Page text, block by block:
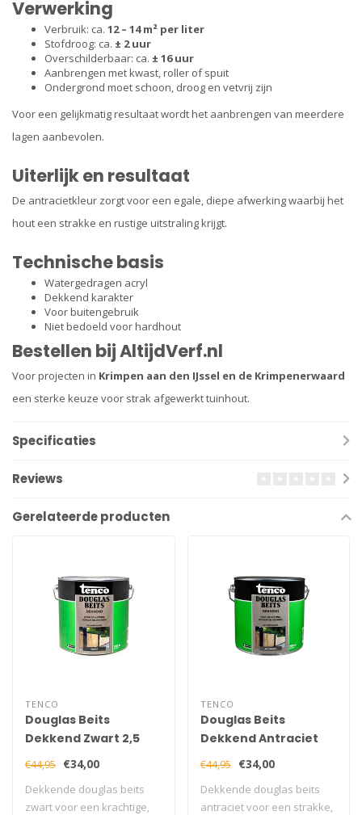
Verwerking
Verbruik: ca. 12 – 14 m² per liter
Stofdroog: ca. ± 2 uur
Overschilderbaar: ca. ± 16 uur
Aanbrengen met kwast, roller of spuit
Ondergrond moet schoon, droog en vetvrij zijn
Voor een gelijkmatig resultaat wordt het aanbrengen van meerdere
lagen aanbevolen.
Uiterlijk en resultaat
De antracietkleur zorgt voor een egale, diepe afwerking waarbij het
hout een strakke en rustige uitstraling krijgt.
Technische basis
Watergedragen acryl
Dekkend karakter
Voor buitengebruik
Niet bedoeld voor hardhout
Bestellen bij AltijdVerf.nl
Voor projecten in Krimpen aan den IJssel en de Krimpenerwaard
een sterke keuze voor strak afgewerkt tuinhout.
Specificaties
Reviews
Gerelateerde producten
TENCO
Douglas Beits
Dekkend Zwart 2,5
€44,95 €34,00
Dekkende douglas beits
zwart voor een krachtige,
TENCO
Douglas Beits
Dekkend Antraciet
2,5 liter
€44,95 €34,00
Dekkende douglas beits
antraciet voor een strakke,